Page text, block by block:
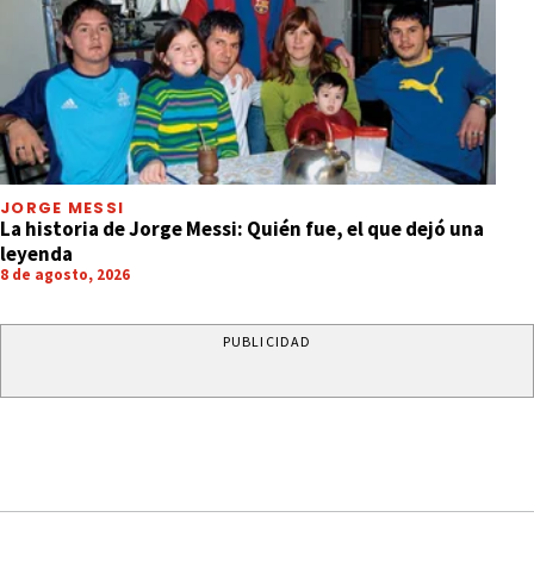
JORGE MESSI
La historia de Jorge Messi: Quién fue, el que dejó una
leyenda
8 de agosto, 2026
PUBLICIDAD